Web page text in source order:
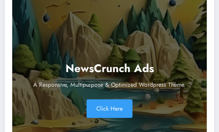
NewsCrunch Ads
A Responsive, Multipurpose & Optimized Wordpress Theme.
Click Here